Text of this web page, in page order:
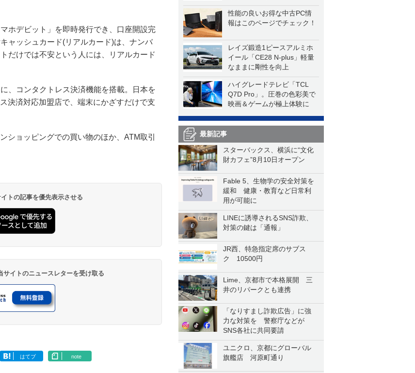
性能の良いお得な中古PC情
報はこのページでチェック！
レイズ鍛造1ピースアルミホ
イール「CE28 N-plus」軽量
なままに剛性を向上
ハイグレードテレビ「TCL
Q7D Pro」。圧巻の色彩美で
映画＆ゲームが極上体験に
最新記事
スターバックス、横浜に“文化
財カフェ”8月10日オープン
Fable 5、生物学の安全対策を
緩和 健康・教育など日常利
用が可能に
LINEに誘導されるSNS詐欺、
対策の鍵は「通報」
JR西、特急指定席のサブス
ク 10500円
Lime、京都市で本格展開 三
井のリパークとも連携
「なりすまし詐欺広告」に強
力な対策を 警察庁などが
SNS各社に共同要請
ユニクロ、京都にグローバル
旗艦店 河原町通り
ホデビット」を即時発行でき、口座開設完
ャッシュカード(リアルカード)は、ナンバ
だけでは不安という人には、リアルカード
、コンタクトレス決済機能を搭載。日本を
決済対応加盟店で、端末にかざすだけで支
ショッピングでの買い物のほか、ATM取引
トの記事を優先表示させる
イトのニュースレターを受け取る
はてブ note